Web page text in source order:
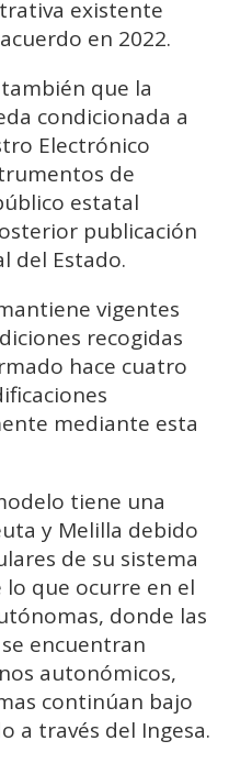
existente
en 2022.
que la
condicionada a
Electrónico
de
estatal
publicación
del Estado.
vigentes
recogidas
hace cuatro
mediante esta
tiene una
y Melilla debido
de su sistema
que ocurre en el
donde las
encuentran
autonómicos,
continúan bajo
a través del Ingesa.